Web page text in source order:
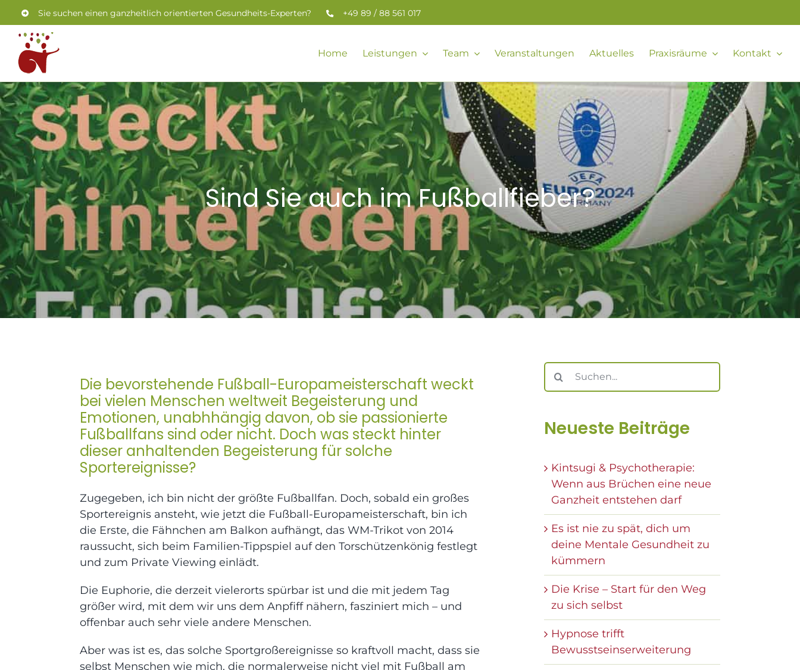
Zum
Inhalt
springen
Sie suchen einen ganzheitlich orientierten Gesundheits-Experten? +49 89 / 88 561 017
Home Leistungen Team Veranstaltungen Aktuelles Praxisräume Kontakt
Sind Sie auch im Fußballfieber?
Die bevorstehende Fußball-Europameisterschaft weckt
bei vielen Menschen weltweit Begeisterung und
Emotionen, unabhhängig davon, ob sie passionierte
Fußballfans sind oder nicht. Doch was steckt hinter
dieser anhaltenden Begeisterung für solche
Sportereignisse?
Zugegeben, ich bin nicht der größte Fußballfan. Doch, sobald ein großes
Sportereignis ansteht, wie jetzt die Fußball-Europameisterschaft, bin ich
die Erste, die Fähnchen am Balkon aufhängt, das WM-Trikot von 2014
raussucht, sich beim Familien-Tippspiel auf den Torschützenkönig festlegt
und zum Private Viewing einlädt.
Die Euphorie, die derzeit vielerorts spürbar ist und die mit jedem Tag
größer wird, mit dem wir uns dem Anpfiff nähern, fasziniert mich – und
offenbar auch sehr viele andere Menschen.
Aber was ist es, das solche Sportgroßereignisse so kraftvoll macht, dass sie
selbst Menschen wie mich, die normalerweise nicht viel mit Fußball am
Suche
nach:
Neueste Beiträge
Kintsugi & Psychotherapie:
Wenn aus Brüchen eine neue
Ganzheit entstehen darf
Es ist nie zu spät, dich um
deine Mentale Gesundheit zu
kümmern
Die Krise – Start für den Weg
zu sich selbst
Hypnose trifft
Bewusstseinserweiterung